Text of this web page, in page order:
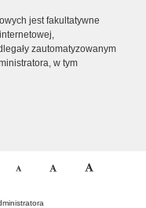
jest fakultatywne
zautomatyzowanym
w tym